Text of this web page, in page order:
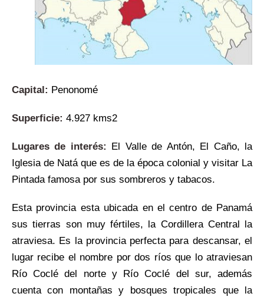
Capital: Penonomé
Superficie: 4.927 kms2
Lugares de interés: El Valle de Antón, El Caño, la
Iglesia de Natá que es de la época colonial y visitar La
Pintada famosa por sus sombreros y tabacos.
Esta provincia esta ubicada en el centro de Panamá
sus tierras son muy fértiles, la Cordillera Central la
atraviesa. Es la provincia perfecta para descansar, el
lugar recibe el nombre por dos ríos que lo atraviesan
Río Coclé del norte y Río Coclé del sur, además
cuenta con montañas y bosques tropicales que la